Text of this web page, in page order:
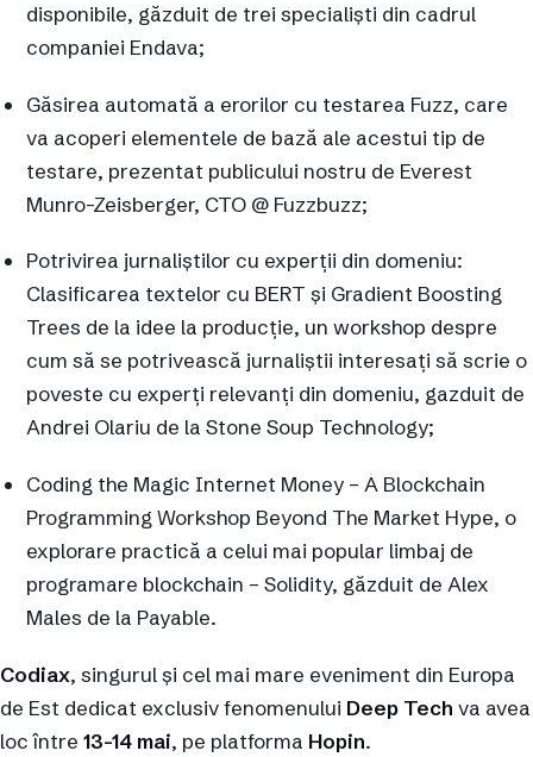
disponibile, găzduit de trei specialiști din cadrul
companiei Endava;
Găsirea automată a erorilor cu testarea Fuzz, care
va acoperi elementele de bază ale acestui tip de
testare, prezentat publicului nostru de Everest
Munro-Zeisberger, CTO @ Fuzzbuzz;
Potrivirea jurnaliștilor cu experții din domeniu:
Clasificarea textelor cu BERT și Gradient Boosting
Trees de la idee la producție, un workshop despre
cum să se potrivească jurnaliștii interesați să scrie o
poveste cu experți relevanți din domeniu, gazduit de
Andrei Olariu de la Stone Soup Technology;
Coding the Magic Internet Money – A Blockchain
Programming Workshop Beyond The Market Hype, o
explorare practică a celui mai popular limbaj de
programare blockchain – Solidity, găzduit de Alex
Males de la Payable.
Codiax, singurul și cel mai mare eveniment din Europa
de Est dedicat exclusiv fenomenului Deep Tech va avea
loc între 13-14 mai, pe platforma Hopin.